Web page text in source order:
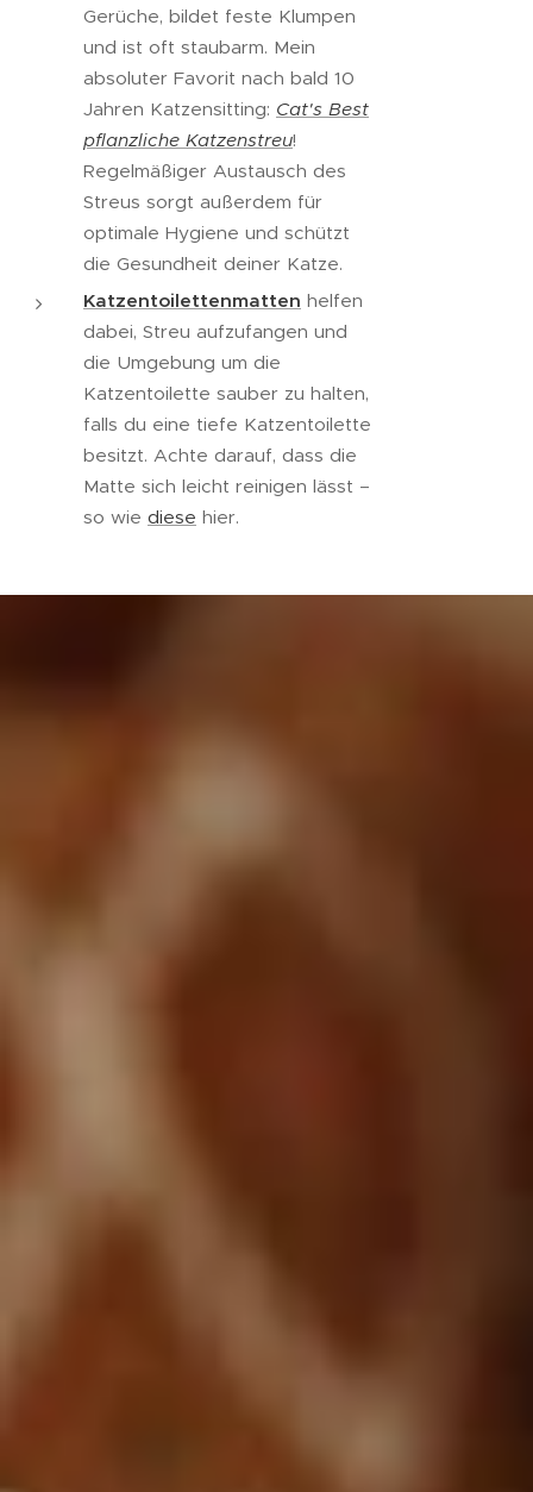
Gerüche, bildet feste Klumpen
und ist oft staubarm. Mein
absoluter Favorit nach bald 10
Jahren Katzensitting: Cat's Best
pflanzliche Katzenstreu!
Regelmäßiger Austausch des
Streus sorgt außerdem für
optimale Hygiene und schützt
die Gesundheit deiner Katze.
Katzentoilettenmatten helfen
dabei, Streu aufzufangen und
die Umgebung um die
Katzentoilette sauber zu halten,
falls du eine tiefe Katzentoilette
besitzt. Achte darauf, dass die
Matte sich leicht reinigen lässt –
so wie diese hier.